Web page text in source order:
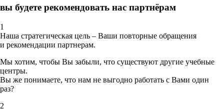
вы будете рекомендовать нас партнёрам
1
Наша стратегическая цель – Ваши повторные обращения
и рекомендации партнерам.
Мы хотим, чтобы Вы забыли, что существуют другие учебные
центры.
Вы же понимаете, что нам не выгодно работать с Вами один
раз?
2